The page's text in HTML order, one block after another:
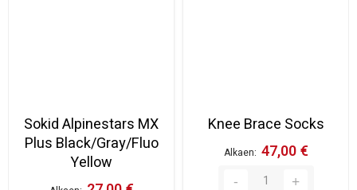
Sokid Alpinestars MX
Plus Black/Gray/Fluo
Yellow
Knee Brace Socks
Alkaen 47,00 €